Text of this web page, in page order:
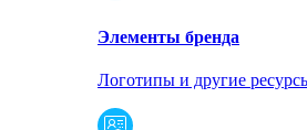
Элементы бренда
Логотипы и другие